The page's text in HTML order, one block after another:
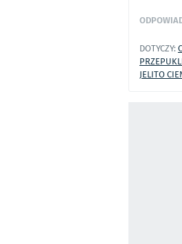
DOTYCZY:
JELITO